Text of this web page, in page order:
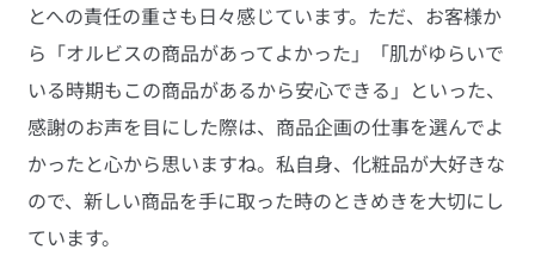
とへの責任の重さも日々感じています。ただ、お客様か
ら「オルビスの商品があってよかった」「肌がゆらいで
いる時期もこの商品があるから安心できる」といった、
感謝のお声を目にした際は、商品企画の仕事を選んでよ
かったと心から思いますね。私自身、化粧品が大好きな
ので、新しい商品を手に取った時のときめきを大切にし
ています。